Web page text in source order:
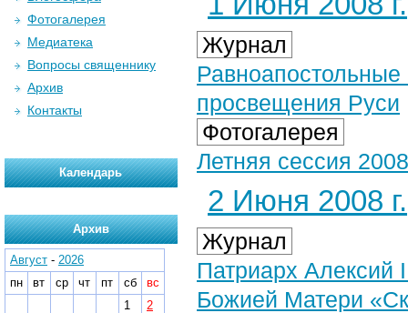
Журнал
просвещения Руси
Фотогалерея
Летняя сессия
2 Июня 2008 г.
Журнал
Патриарх Алексий
Божией Матери
Фотогалерея
Медиатека
Вопросы священнику
Архив
Контакты
Календарь
Архив
Август - 2026
пн
вт ср чт пт сб
вс
1
2